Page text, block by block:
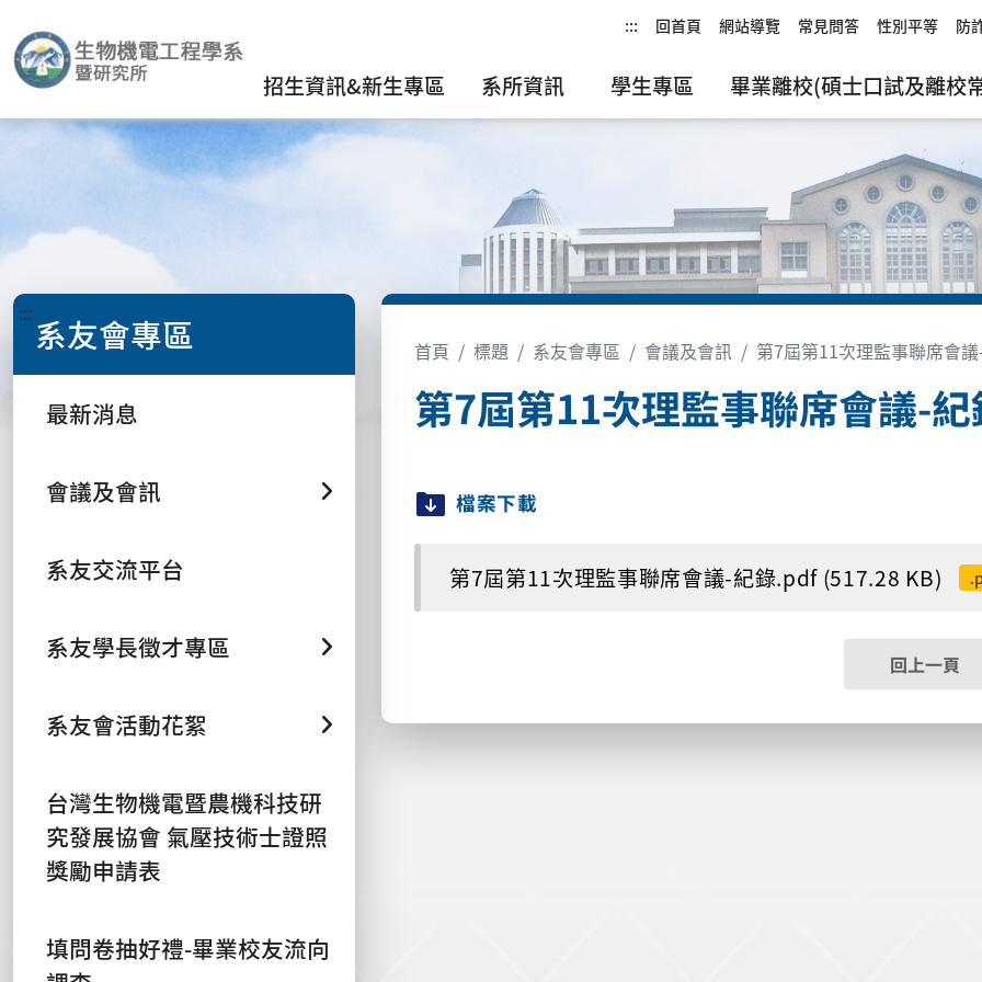
::: 回首頁 網站導覽 常見問答 性別平等 防
招生資訊&新生專區 系所資訊 學生專區 畢業離校(碩士口試及離校
::: 系友會專區
最新消息
會議及會訊
系友交流平台
系友學長徵才專區
系友會活動花絮
台灣生物機電暨農機科技研
究發展協會 氣壓技術士證照
獎勵申請表
填問卷抽好禮-畢業校友流向
首頁 標題 系友會專區 會議及會訊 第7屆第11次理監事聯席會
第7屆第11次理監事聯席會議-
檔案下載
第7屆第11次理監事聯席會議-紀錄.pdf (517.28 KB)
回上一頁